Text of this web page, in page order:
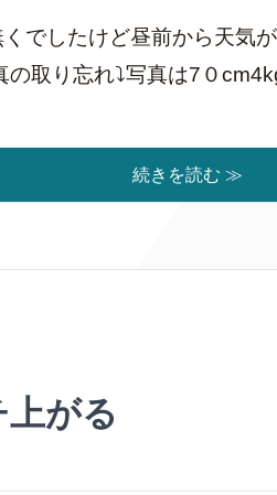
でしたけど昼前から天気
の取り忘れ⤵写真は7０
続きを読む ≫
がる